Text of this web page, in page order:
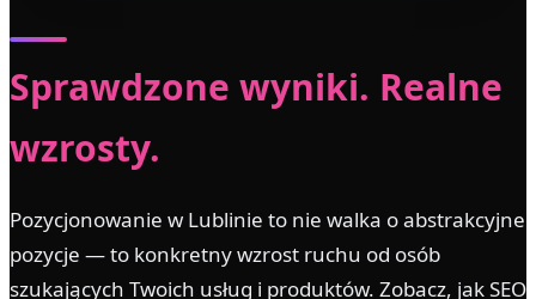
Sprawdzone wyniki. Realne
wzrosty.
Pozycjonowanie w Lublinie to nie walka o abstrakcyjne
pozycje — to konkretny wzrost ruchu od osób
szukających Twoich usług i produktów. Zobacz, jak SEO